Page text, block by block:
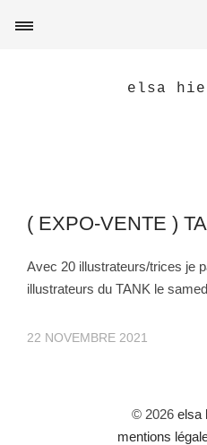
elsa
( EXPO-VENTE )
Avec 20 illustrateurs/trices je
illustrateurs du TANK le
22 NOVEMBRE 2021
© 2026 elsa
mentions